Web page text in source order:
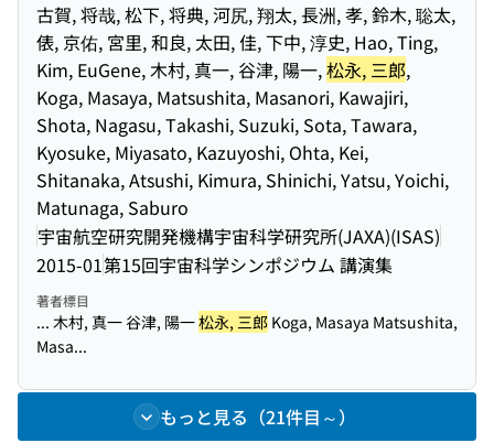
古賀, 将哉, 松下, 将典, 河尻, 翔太, 長洲, 孝, 鈴木, 聡太,
俵, 京佑, 宮里, 和良, 太田, 佳, 下中, 淳史, Hao, Ting,
Kim, EuGene, 木村, 真一, 谷津, 陽一,松永, 三郎,
Koga, Masaya, Matsushita, Masanori, Kawajiri,
Shota, Nagasu, Takashi, Suzuki, Sota, Tawara,
Kyosuke, Miyasato, Kazuyoshi, Ohta, Kei,
Shitanaka, Atsushi, Kimura, Shinichi, Yatsu, Yoichi,
Matunaga, Saburo
宇宙航空研究開発機構宇宙科学研究所(JAXA)(ISAS)
2015-01第15回宇宙科学シンポジウム 講演集
著者標目
... 木村, 真一 谷津, 陽一松永, 三郎 Koga, Masaya Matsushita,
Masa...
もっと見る（21件目～）